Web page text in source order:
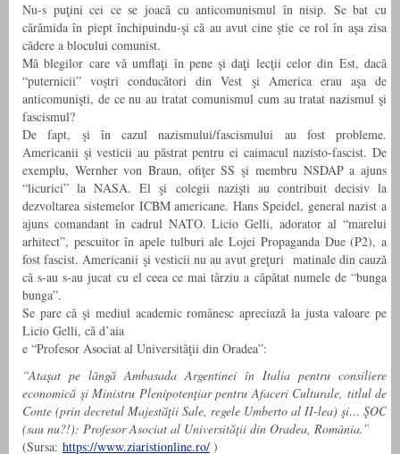
Nu-s puţini cei ce se joacă cu anticomunismul în nisip. Se bat cu
cărămida în piept închipuindu-şi că au avut cine ştie ce rol în aşa zisa
cădere a blocului comunist.
Mă blegilor care vă umflaţi în pene şi daţi lecţii celor din Est, dacă
“puternicii” voştri conducători din Vest şi America erau aşa de
anticomunişti, de ce nu au tratat comunismul cum au tratat nazismul şi
fascismul?
De fapt, şi în cazul nazismului/fascismului au fost probleme.
Americanii şi vesticii au păstrat pentru ei caimacul nazisto-fascist. De
exemplu, Wernher von Braun, ofiţer SS şi membru NSDAP a ajuns
“licurici” la NASA. El şi colegii nazişti au contribuit decisiv la
dezvoltarea sistemelor ICBM americane. Hans Speidel, general nazist a
ajuns comandant în cadrul NATO. Licio Gelli, adorator al “marelui
arhitect”, pescuitor în apele tulburi ale Lojei Propaganda Due (P2), a
fost fascist. Americanii şi vesticii nu au avut greţuri matinale din cauză
că s-au s-au jucat cu el ceea ce mai târziu a căpătat numele de “bunga
bunga”.
Se pare că şi mediul academic românesc apreciază la justa valoare pe
Licio Gelli, că d’aia
e “Profesor Asociat al Universităţii din Oradea”:
“Ataşat pe lângă Ambasada Argentinei în Italia pentru consiliere
economică şi Ministru Plenipotenţiar pentru Afaceri Culturale, titlul de
Conte (prin decretul Majestăţii Sale, regele Umberto al II-lea) şi… ŞOC
(sau nu?!): Profesor Asociat al Universităţii din Oradea, România.”
(Sursa: https://www.ziaristionline.ro/ )